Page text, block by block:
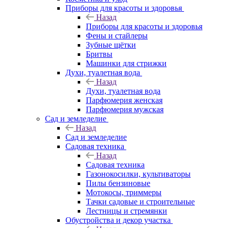
Приборы для красоты и здоровья
Назад
Приборы для красоты и здоровья
Фены и стайлеры
Зубные щётки
Бритвы
Машинки для стрижки
Духи, туалетная вода
Назад
Духи, туалетная вода
Парфюмерия женская
Парфюмерия мужская
Сад и земледелие
Назад
Сад и земледелие
Садовая техника
Назад
Садовая техника
Газонокосилки, культиваторы
Пилы бензиновые
Мотокосы, триммеры
Тачки садовые и строительные
Лестницы и стремянки
Обустройства и декор участка